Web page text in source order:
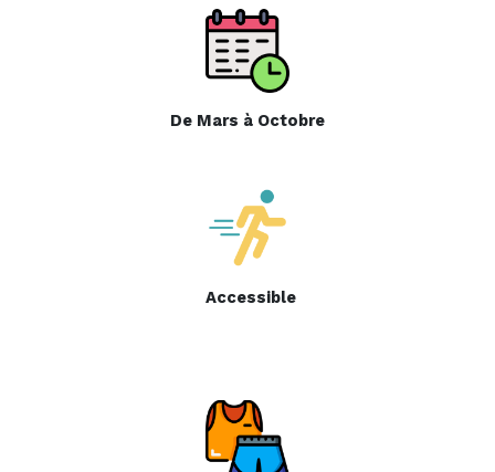
De Mars à Octobre
Accessible